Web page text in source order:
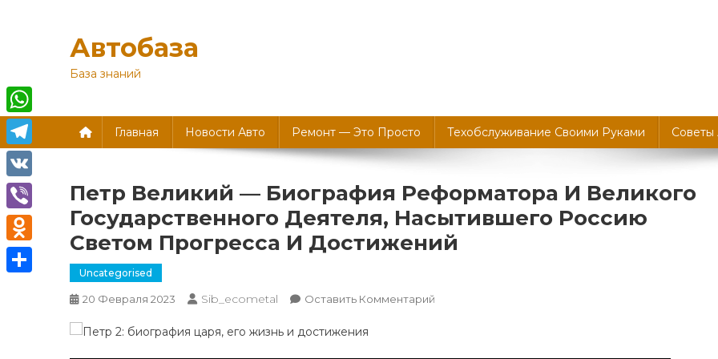
содержимомуАвтобаза
База знаний
Главная Новости Авто Ремонт — Это Просто Техобслуживание Своими Руками Советы
Петр Великий — Биография Реформатора И Великого
Государственного Деятеля, Насытившего Россию
Светом Прогресса И Достижений
Uncategorised
20 Февраля 2023 Sib_ecometal Оставить Комментарий
WhatsApp
Telegram
VK
Viber
Odnoklassniki